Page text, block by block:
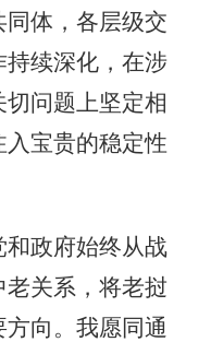
体，各层级交
续深化，在涉
问题上坚定相
宝贵的稳定性
政府始终从战
关系，将老挝
向。我愿同通